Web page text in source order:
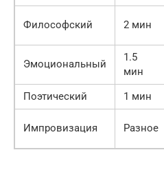
Философский 2 мин
Эмоциональный
1.5
мин
Поэтический 1 мин
Импровизация Разное